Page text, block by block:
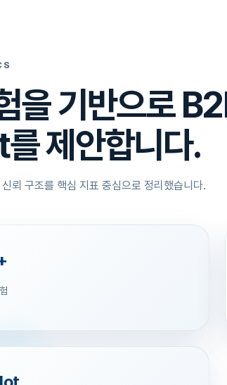
을 기반으로
제안합니다.
뢰 구조를 핵심 지표 중심으로 정리했습니다.